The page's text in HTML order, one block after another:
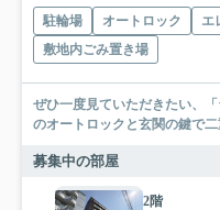
駐輪場 オートロック エ
敷地内ごみ置き場
ぜひ一度見ていただきたい、
のオートロックと玄関の鍵で
募集中の部屋
2階